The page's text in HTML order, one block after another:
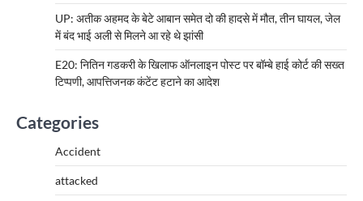
UP: अतीक अहमद के बेटे आबान समेत दो की हादसे में मौत, तीन घायल, जेल
में बंद भाई अली से मिलने आ रहे थे झांसी
E20: नितिन गडकरी के खिलाफ ऑनलाइन पोस्ट पर बॉम्बे हाई कोर्ट की सख्त
टिप्पणी, आपत्तिजनक कंटेंट हटाने का आदेश
Categories
Accident
attacked